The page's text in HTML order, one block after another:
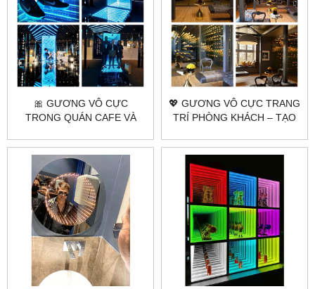
🎀 GƯƠNG VÔ CỰC
TRONG QUÁN CAFE VÀ
CỰC ĐỈNH
💖 GƯƠNG VÔ CỰC TRANG
TRÍ PHÒNG KHÁCH – TẠO